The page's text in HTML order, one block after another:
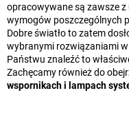
opracowywane są zawsze
wymogów poszczególnych
Dobre światło to zatem
wybranymi rozwiązaniami
Państwu znaleźć to
Zachęcamy również do
wspornikach i lampach